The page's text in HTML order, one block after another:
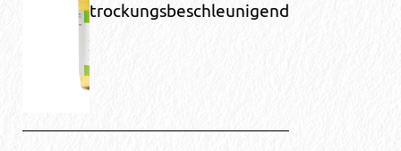
trockungsbeschleunigend